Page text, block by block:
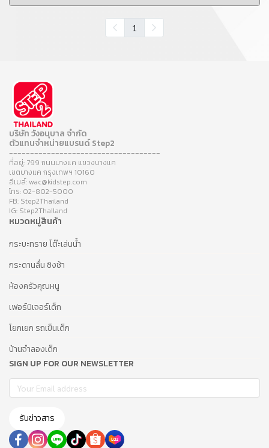
1
บริษัท วังอนุบาล จำกัด
ตัวแทนจำหน่ายแบรนด์ Step2
------------------------------------
ที่อยู่: 799 ถนนบางแค แขวงบางแค
เขตบางแค กรุงเทพฯ 10160
อีเมล์: wac@kidstep.com
โทร: 02-802-5000
FB: Step2Thailand
IG: Step2Thailand
หมวดหมู่สินค้า
กระบะทราย โต๊ะเล่นน้ำ
กระดานลื่น ชิงช้า
ห้องครัวคุณหนู
เฟอร์นิเจอร์เด็ก
โยกเยก รถเข็นเด็ก
บ้านจำลองเด็ก
SIGN UP FOR OUR NEWSLETTER
รับข่าวสาร